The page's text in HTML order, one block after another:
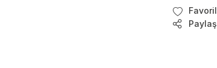
Paylaş